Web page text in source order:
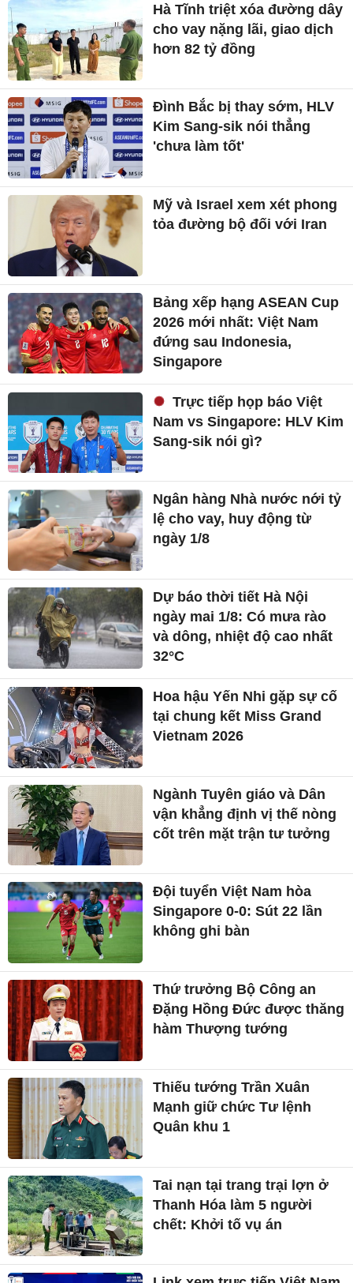
Hà Tĩnh triệt xóa đường dây
cho vay nặng lãi, giao dịch
hơn 82 tỷ đồng
Đình Bắc bị thay sớm, HLV
Kim Sang-sik nói thẳng
'chưa làm tốt'
Mỹ và Israel xem xét phong
tỏa đường bộ đối với Iran
Bảng xếp hạng ASEAN Cup
2026 mới nhất: Việt Nam
đứng sau Indonesia,
Singapore
Trực tiếp họp báo Việt
Nam vs Singapore: HLV Kim
Sang-sik nói gì?
Ngân hàng Nhà nước nới tỷ
lệ cho vay, huy động từ
ngày 1/8
Dự báo thời tiết Hà Nội
ngày mai 1/8: Có mưa rào
và dông, nhiệt độ cao nhất
32°C
Hoa hậu Yến Nhi gặp sự cố
tại chung kết Miss Grand
Vietnam 2026
Ngành Tuyên giáo và Dân
vận khẳng định vị thế nòng
cốt trên mặt trận tư tưởng
Đội tuyển Việt Nam hòa
Singapore 0-0: Sút 22 lần
không ghi bàn
Thứ trưởng Bộ Công an
Đặng Hồng Đức được thăng
hàm Thượng tướng
Thiếu tướng Trần Xuân
Mạnh giữ chức Tư lệnh
Quân khu 1
Tai nạn tại trang trại lợn ở
Thanh Hóa làm 5 người
chết: Khởi tố vụ án